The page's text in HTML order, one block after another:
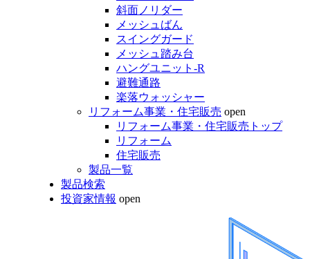
斜面ノリダー
メッシュばん
スイングガード
メッシュ踏み台
ハングユニット-R
避難通路
楽落ウォッシャー
リフォーム事業・住宅販売 open
リフォーム事業・住宅販売トップ
リフォーム
住宅販売
製品一覧
製品検索
投資家情報 open